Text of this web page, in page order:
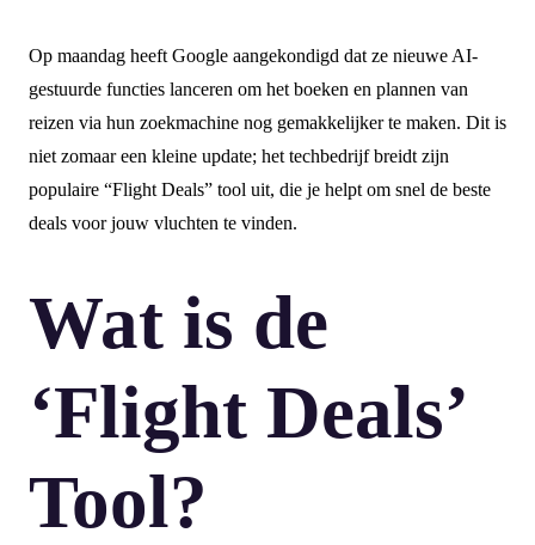
Op maandag heeft Google aangekondigd dat ze nieuwe AI-
gestuurde functies lanceren om het boeken en plannen van
reizen via hun zoekmachine nog gemakkelijker te maken. Dit is
niet zomaar een kleine update; het techbedrijf breidt zijn
populaire “Flight Deals” tool uit, die je helpt om snel de beste
deals voor jouw vluchten te vinden.
Wat is de
‘Flight Deals’
Tool?